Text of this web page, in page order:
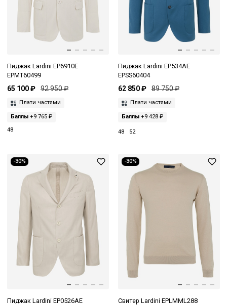
Пиджак Lardini EP6910E
EPMT60499
65 100 ₽ 92 950 ₽
Плати частями
Баллы +9 765 ₽
48
Пиджак Lardini EP534AE
EPSS60404
62 850 ₽ 89 750 ₽
Плати частями
Баллы+9 428 ₽
48 52
-30%
Пиджак Lardini EP0526AE
-30%
Свитер Lardini EPLMML288